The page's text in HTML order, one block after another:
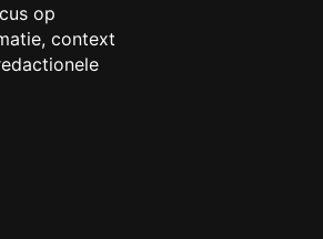
op
context